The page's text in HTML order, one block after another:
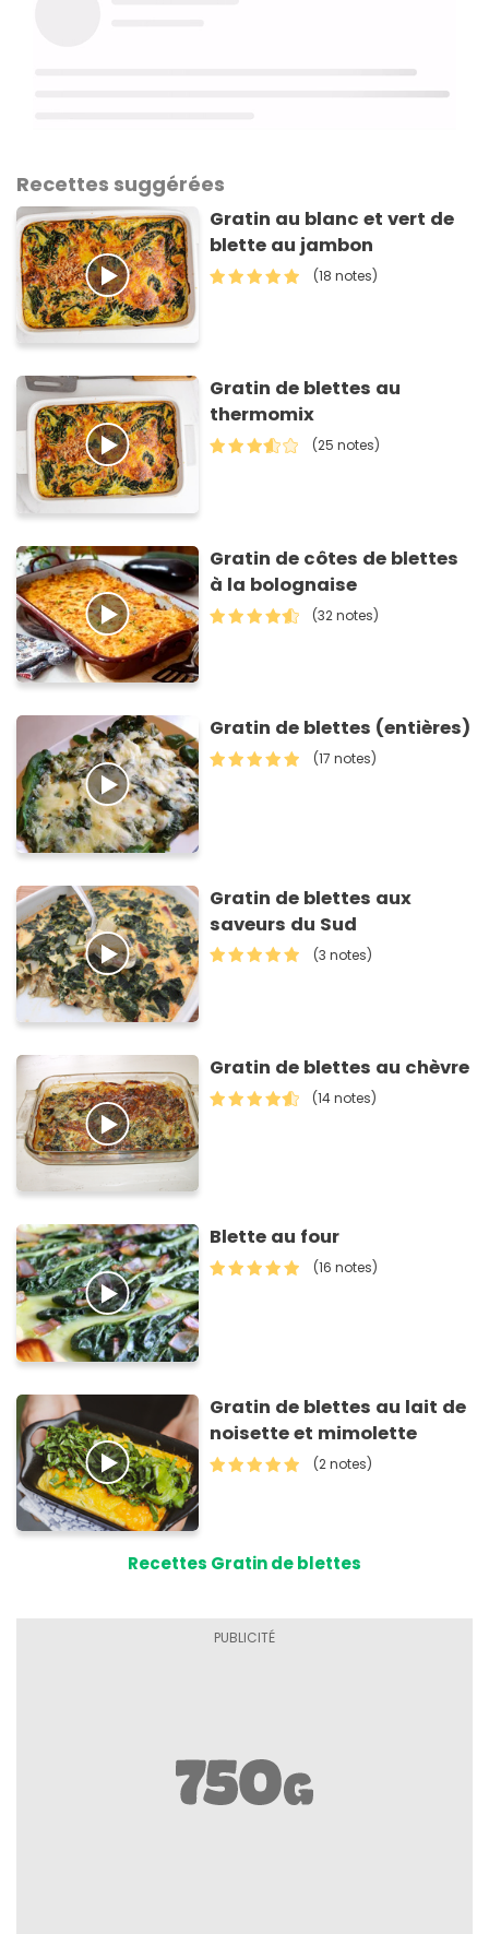
Recettes suggérées
Gratin au blanc et vert de
blette au jambon
(18 notes)
Gratin de blettes au
thermomix
(25 notes)
Gratin de côtes de blettes
à la bolognaise
(32 notes)
Gratin de blettes (entières)
(17 notes)
Gratin de blettes aux
saveurs du Sud
(3 notes)
Gratin de blettes au chèvre
(14 notes)
Blette au four
(16 notes)
Gratin de blettes au lait de
noisette et mimolette
(2 notes)
Recettes Gratin de blettes